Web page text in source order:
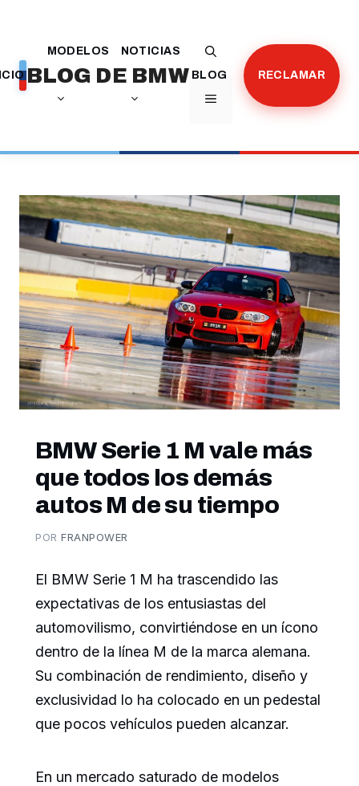
contenido
BLOG DE BMW
MENÚ
MODELOS
NOTICIAS
BLOG
RECLAMAR
BMW Serie 1 M vale más
que todos los demás
autos M de su tiempo
PORFRANPOWER
El BMW Serie 1 M ha trascendido las
expectativas de los entusiastas del
automovilismo, convirtiéndose en un ícono
dentro de la línea M de la marca alemana.
Su combinación de rendimiento, diseño y
exclusividad lo ha colocado en un pedestal
que pocos vehículos pueden alcanzar.
En un mercado saturado de modelos